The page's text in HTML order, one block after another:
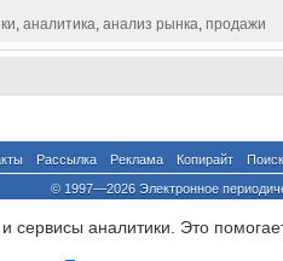
, аналитика, анализ рынка, продажи
Рассылка Реклама Копирайт Поиск
© 1997—2026 Электронное
цитировании документа ссылка на сайт с
аналитики. Это